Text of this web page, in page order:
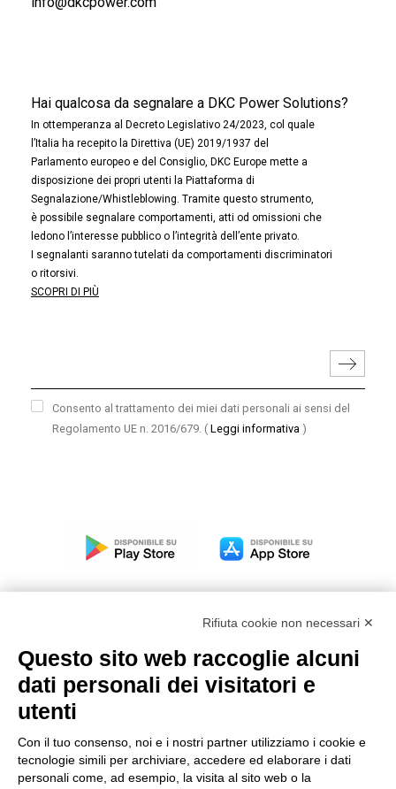
Hai qualcosa da segnalare a DKC Power Solutions?
In ottemperanza al Decreto Legislativo 24/2023, col quale
l’Italia ha recepito la Direttiva (UE) 2019/1937 del
Parlamento europeo e del Consiglio, DKC Europe mette a
disposizione dei propri utenti la Piattaforma di
Segnalazione/Whistleblowing. Tramite questo strumento,
è possibile segnalare comportamenti, atti od omissioni che
ledono l’interesse pubblico o l’integrità dell’ente privato.
I segnalanti saranno tutelati da comportamenti discriminatori
o ritorsivi.
SCOPRI DI PIÙ
Consento al trattamento dei miei dati personali ai sensi del
Regolamento UE n. 2016/679. ( Leggi informativa )
Modello organizzativo, gestione e controllo – D. lgs.
231/2001
Condizioni generali di vendita DKC Power Solutions
Condizioni generali di acquisto
Rifiuta cookie non necessari ✕
Questo sito web raccoglie alcuni
dati personali dei visitatori e
utenti
Con il tuo consenso, noi e i nostri partner utilizziamo i cookie e
tecnologie simili per archiviare, accedere ed elaborare i dati
personali come, ad esempio, la visita al sito web o la